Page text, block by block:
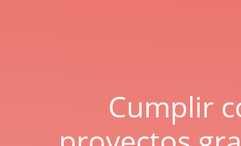
Cumplir